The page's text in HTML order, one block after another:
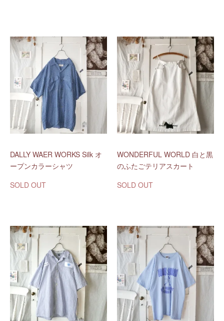
DALLY WAER WORKS Silk オ
ープンカラーシャツ
SOLD OUT
WONDERFUL WORLD 白と黒
のふたごテリアスカート
SOLD OUT